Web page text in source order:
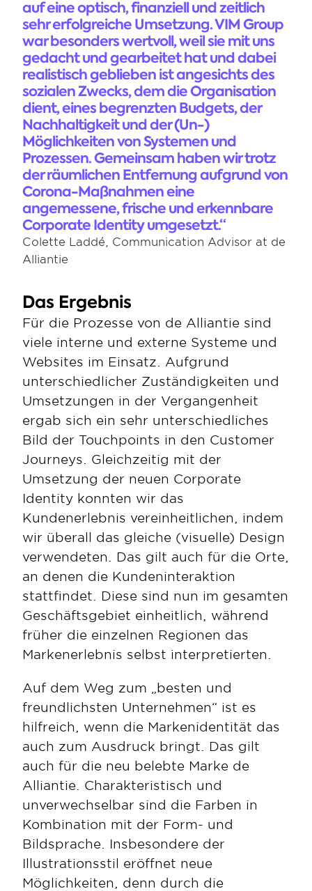
auf eine optisch, finanziell und zeitlich
sehr erfolgreiche Umsetzung. VIM Group
war besonders wertvoll, weil sie mit uns
gedacht und gearbeitet hat und dabei
realistisch geblieben ist angesichts des
sozialen Zwecks, dem die Organisation
dient, eines begrenzten Budgets, der
Nachhaltigkeit und der (Un-)
Möglichkeiten von Systemen und
Prozessen. Gemeinsam haben wir trotz
der räumlichen Entfernung aufgrund von
Corona-Maßnahmen eine
angemessene, frische und erkennbare
Corporate Identity umgesetzt.“
Colette Laddé, Communication Advisor at de
Alliantie
Das Ergebnis
Für die Prozesse von de Alliantie sind
viele interne und externe Systeme und
Websites im Einsatz. Aufgrund
unterschiedlicher Zuständigkeiten und
Umsetzungen in der Vergangenheit
ergab sich ein sehr unterschiedliches
Bild der Touchpoints in den Customer
Journeys. Gleichzeitig mit der
Umsetzung der neuen Corporate
Identity konnten wir das
Kundenerlebnis vereinheitlichen, indem
wir überall das gleiche (visuelle) Design
verwendeten. Das gilt auch für die Orte,
an denen die Kundeninteraktion
stattfindet. Diese sind nun im gesamten
Geschäftsgebiet einheitlich, während
früher die einzelnen Regionen das
Markenerlebnis selbst interpretierten.
Auf dem Weg zum „besten und
freundlichsten Unternehmen“ ist es
hilfreich, wenn die Markenidentität das
auch zum Ausdruck bringt. Das gilt
auch für die neu belebte Marke de
Alliantie. Charakteristisch und
unverwechselbar sind die Farben in
Kombination mit der Form- und
Bildsprache. Insbesondere der
Illustrationsstil eröffnet neue
Möglichkeiten, denn durch die